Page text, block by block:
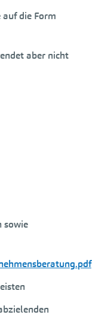
die Form
aber nicht
sowie